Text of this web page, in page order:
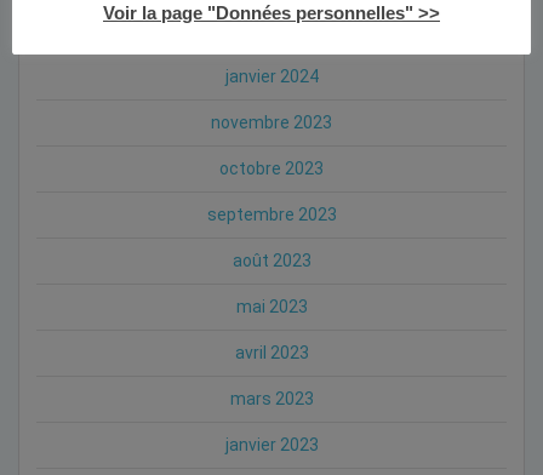
avril 2024
janvier 2024
novembre 2023
octobre 2023
septembre 2023
août 2023
mai 2023
avril 2023
mars 2023
janvier 2023
Voir la page "Données personnelles" >>